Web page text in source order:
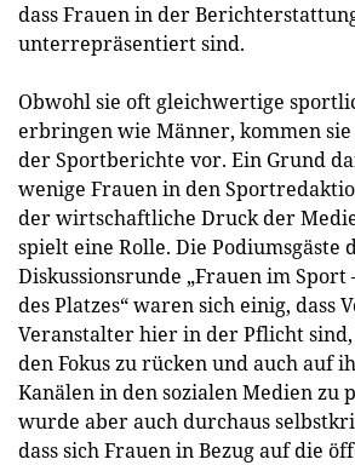
dass Frauen in der
unterrepräsentiert sind.
Obwohl sie oft gleichwertige
erbringen wie Männer, kommen
der Sportberichte vor. Ein Grund
wenige Frauen in den
der wirtschaftliche Druck der
spielt eine Rolle. Die Podiumsgäste
Diskussionsrunde „Frauen im Sport
des Platzes“ waren sich einig, dass
Veranstalter hier in der Pflicht
den Fokus zu rücken und auch auf
Kanälen in den sozialen Medien zu
wurde aber auch durchaus
dass sich Frauen in Bezug auf die